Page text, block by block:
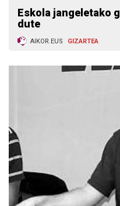
Eskola jangeletako
dute
AIKOR.EUS GIZARTEA